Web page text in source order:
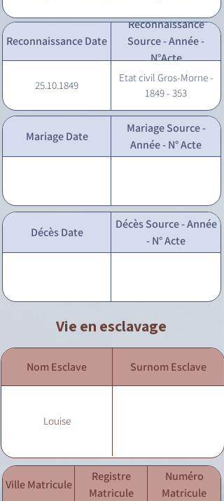
Reconnaissance Date
Reconnaissance
Source - Année -
N°Acte
25.10.1849
Etat civil Gros-Morne -
1849 - 353
Mariage Date
Mariage Source -
Année - N° Acte
Décès Date
Décès Source - Année
- N° Acte
Vie en esclavage
Nom Esclave Surnom Esclave
Louise
Ville Matricule
Registre
Matricule
Numéro
Matricule